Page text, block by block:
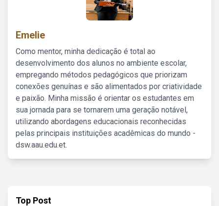
Emelie
Como mentor, minha dedicação é total ao
desenvolvimento dos alunos no ambiente escolar,
empregando métodos pedagógicos que priorizam
conexões genuínas e são alimentados por criatividade
e paixão. Minha missão é orientar os estudantes em
sua jornada para se tornarem uma geração notável,
utilizando abordagens educacionais reconhecidas
pelas principais instituições acadêmicas do mundo -
dsw.aau.edu.et.
Top Post